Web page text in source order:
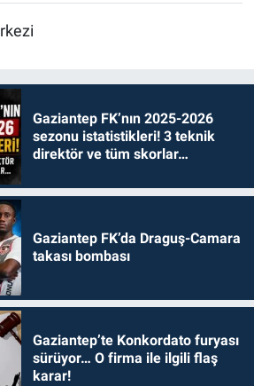
Gaziantep FK’nın 2025-2026
sezonu istatistikleri! 3 teknik
direktör ve tüm skorlar…
Gaziantep FK’da Draguş-Camara
takası bombası
Gaziantep’te Konkordato furyası
sürüyor… O firma ile ilgili flaş
karar!